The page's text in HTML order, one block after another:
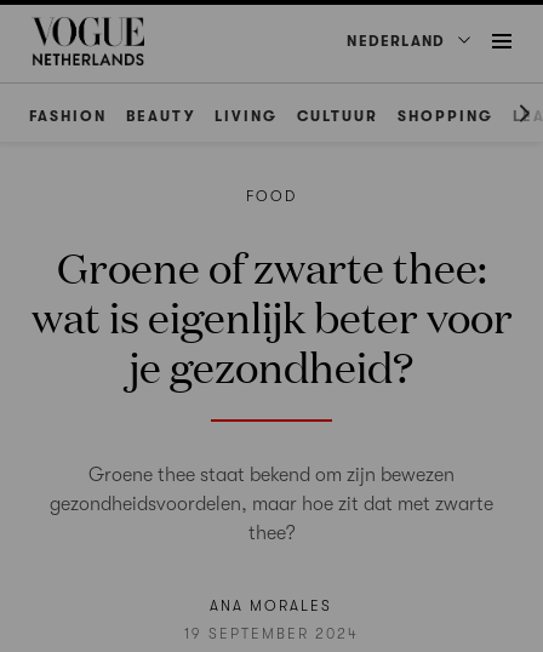
NEDERLAND
FASHION BEAUTY LIVING CULTUUR SHOPPING
FOOD
Groene of zwarte thee:
wat is eigenlijk beter voor
je gezondheid?
Groene thee staat bekend om zijn bewezen
gezondheidsvoordelen, maar hoe zit dat met zwarte
thee?
ANA MORALES
19 SEPTEMBER 2024